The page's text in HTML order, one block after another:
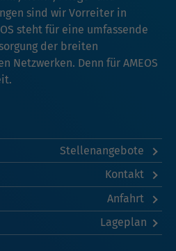
sind wir Vorreiter in
steht für eine umfassende
der breiten
Netzwerken. Denn für AMEOS
Stellenangebote
Kontakt
Anfahrt
Lageplan